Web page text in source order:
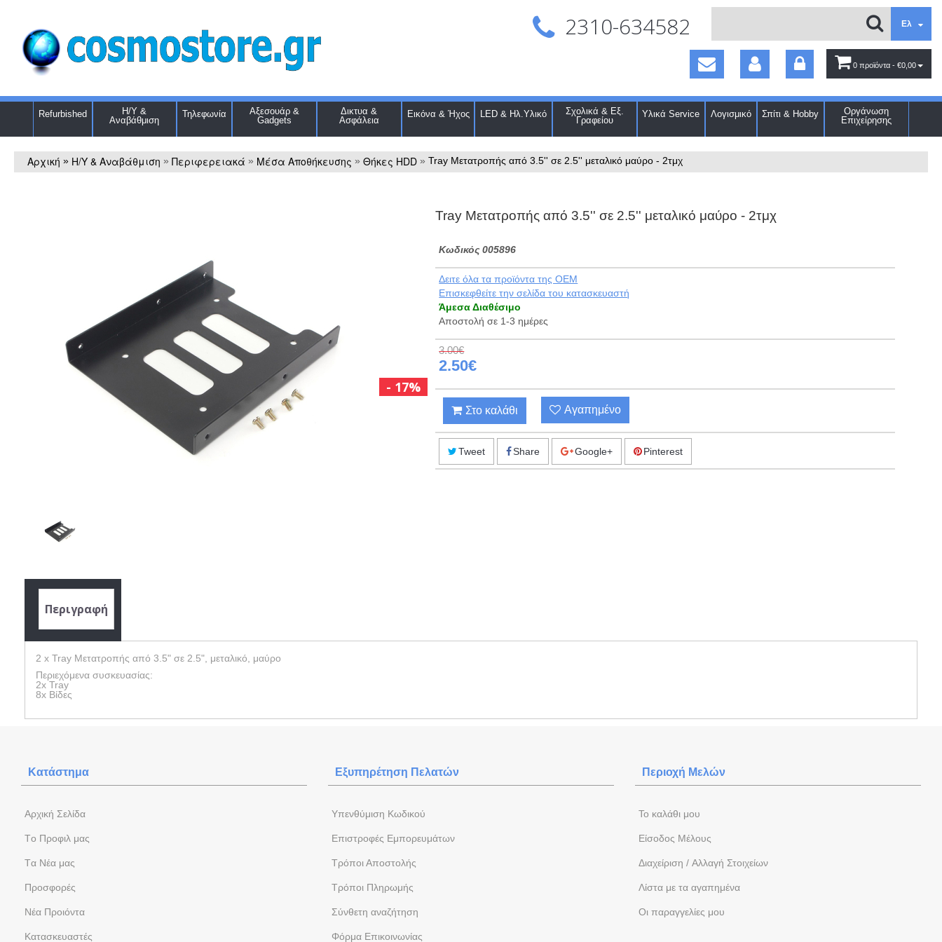
Ελ
2310-634582
0 προϊόντα - €0,00
Refurbished
Η/Υ &
Αναβάθμιση
Τηλεφωνία
Αξεσουάρ &
Gadgets
Δικτυα &
Ασφάλεια
Εικόνα & Ήχος LED & Ηλ.Υλικό
Σχολικά & Εξ.
Γραφείου
Υλικά Service Λογισμικό Σπίτι & Hobby
Οργάνωση
Επιχείρησης
Αρχική » Η/Υ & Αναβάθμιση » Περιφερειακά » Μέσα Αποθήκευσης » Θήκες HDD » Tray Μετατροπής από 3.5'' σε 2.5'' μεταλικό μαύρο - 2τμχ
Tray Μετατροπής από 3.5'' σε 2.5'' μεταλικό μαύρο - 2τμχ
Kωδικός 005896
Δειτε όλα τα προϊόντα της OEM
Eπισκεφθείτε την σελίδα του κατασκευαστή
Άμεσα Διαθέσιμο
Αποστολή σε 1-3 ημέρες
3.00€
17%
2.50€
Στο καλάθι Αγαπημένο
Tweet Share Google+ Pinterest
Περιγραφή
2 x Tray Μετατροπής από 3.5" σε 2.5", μεταλικό, μαύρο
Περιεχόμενα συσκευασίας:
2x Tray
8x Βίδες
Κατάστημα
Aρχική Σελίδα
Tο Προφιλ μας
Tα Νέα μας
Προσφορές
Νέα Προιόντα
Kατασκευαστές
Εξυπηρέτηση Πελατών
Yπενθύμιση Κωδικού
Επιστροφές Εμπορευμάτων
Τρόποι Αποστολής
Τρόποι Πληρωμής
Σύνθετη αναζήτηση
Φόρμα Eπικοινωνίας
Περιοχή Mελών
To καλάθι μου
Eίσοδος Μέλους
Διαχείριση / Aλλαγή Στοιχείων
Λίστα με τα αγαπημένα
Oι παραγγελίες μου